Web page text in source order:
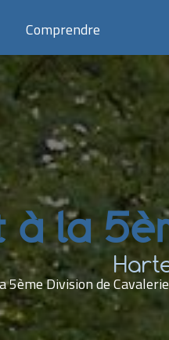
Comprendre
à la
5ème Division de